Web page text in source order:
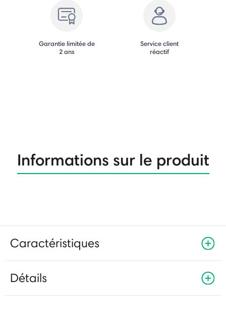
Garantie limitée de
2 ans
Service client
réactif
Informations sur le produit
Caractéristiques
Détails